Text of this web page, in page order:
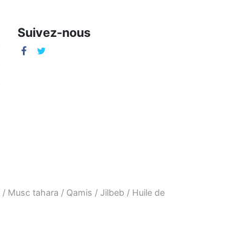
Suivez-nous
/ Musc tahara / Qamis / Jilbeb / Huile de